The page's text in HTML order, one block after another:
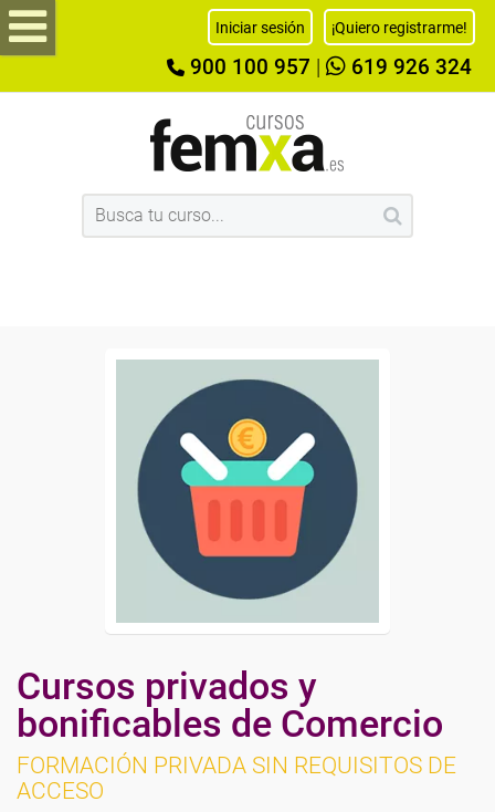
Iniciar sesión ¡Quiero registrarme!
900 100 957 619 926 324
Cursos privados y
bonificables de Comercio
FORMACIÓN PRIVADA SIN REQUISITOS DE
ACCESO